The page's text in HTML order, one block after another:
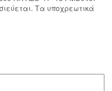
Τα υποχρεωτικά